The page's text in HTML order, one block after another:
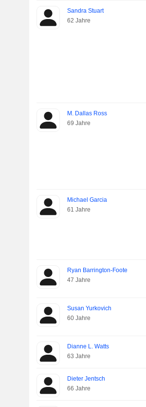
Sandra Stuart
62 Jahre
M. Dallas Ross
69 Jahre
Michael Garcia
61 Jahre
Ryan Barrington-Foote
47 Jahre
Susan Yurkovich
60 Jahre
Dianne L. Watts
63 Jahre
Dieter Jentsch
66 Jahre